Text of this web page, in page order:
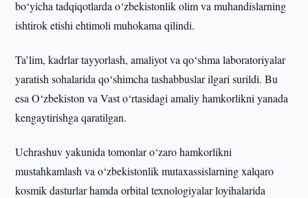
bo‘yicha tadqiqotlarda o‘zbekistonlik olim va muhandislarning
ishtirok etishi ehtimoli muhokama qilindi.
Ta’lim, kadrlar tayyorlash, amaliyot va qo‘shma laboratoriyalar
yaratish sohalarida qo‘shimcha tashabbuslar ilgari surildi. Bu
esa O‘zbekiston va Vast o‘rtasidagi amaliy hamkorlikni yanada
kengaytirishga qaratilgan.
Uchrashuv yakunida tomonlar o‘zaro hamkorlikni
mustahkamlash va o‘zbekistonlik mutaxassislarning xalqaro
kosmik dasturlar hamda orbital texnologiyalar loyihalarida